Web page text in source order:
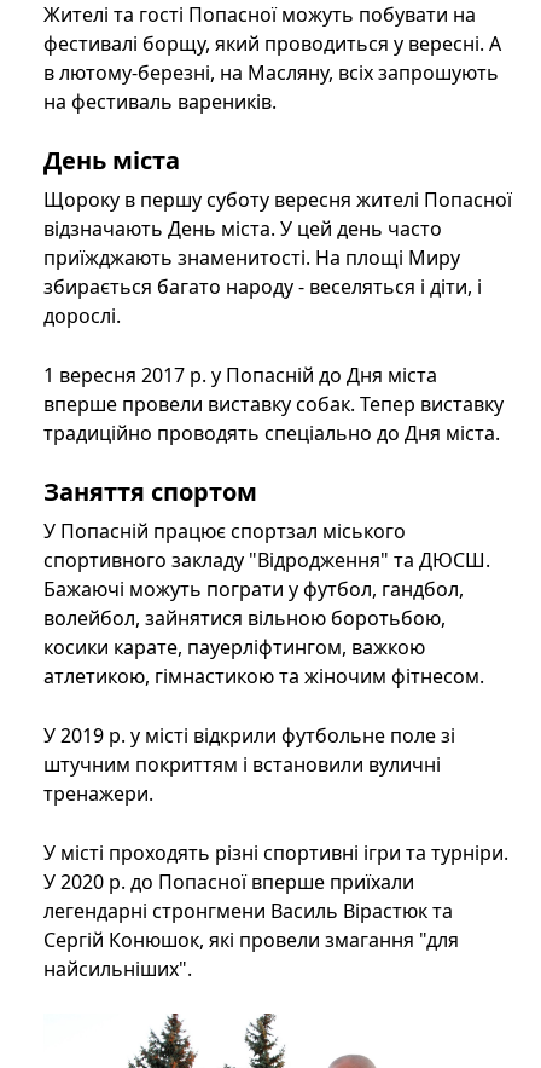
Жителі та гості Попасної можуть побувати на
фестивалі борщу, який проводиться у вересні. А
в лютому-березні, на Масляну, всіх запрошують
на фестиваль вареників.
День міста
Щороку в першу суботу вересня жителі Попасної
відзначають День міста. У цей день часто
приїжджають знаменитості. На площі Миру
збирається багато народу - веселяться і діти, і
дорослі.
1 вересня 2017 р. у Попасній до Дня міста
вперше провели виставку собак. Тепер виставку
традиційно проводять спеціально до Дня міста.
Заняття спортом
У Попасній працює спортзал міського
спортивного закладу "Відродження" та ДЮСШ.
Бажаючі можуть пограти у футбол, гандбол,
волейбол, зайнятися вільною боротьбою,
косики карате, пауерліфтингом, важкою
атлетикою, гімнастикою та жіночим фітнесом.
У 2019 р. у місті відкрили футбольне поле зі
штучним покриттям і встановили вуличні
тренажери.
У місті проходять різні спортивні ігри та турніри.
У 2020 р. до Попасної вперше приїхали
легендарні стронгмени Василь Вірастюк та
Сергій Конюшок, які провели змагання "для
найсильніших".